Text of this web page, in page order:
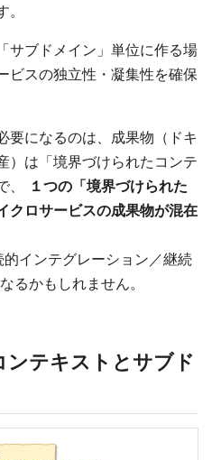
サブドメイン」単位に作る場
ビスの独立性・凝集性を確保
要になるのは、成果物（ドキ
）は「境界づけられたコンテ
、
１つの「境界づけられた
クロサービスの成果物が混在
インテグレーション／継続
るかもしれません。
テキストとサブド